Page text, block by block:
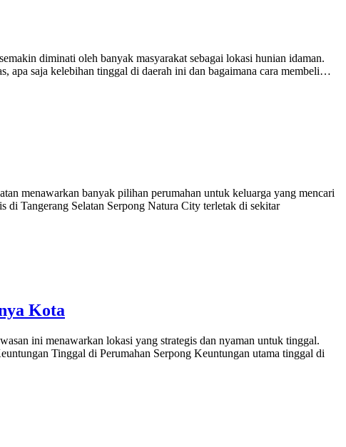
diminati oleh banyak masyarakat sebagai lokasi hunian idaman.
apa saja kelebihan tinggal di daerah ini dan bagaimana cara membeli…
menawarkan banyak pilihan perumahan untuk keluarga yang mencari
di Tangerang Selatan Serpong Natura City terletak di sekitar
Kota
ini menawarkan lokasi yang strategis dan nyaman untuk tinggal.
Tinggal di Perumahan Serpong Keuntungan utama tinggal di